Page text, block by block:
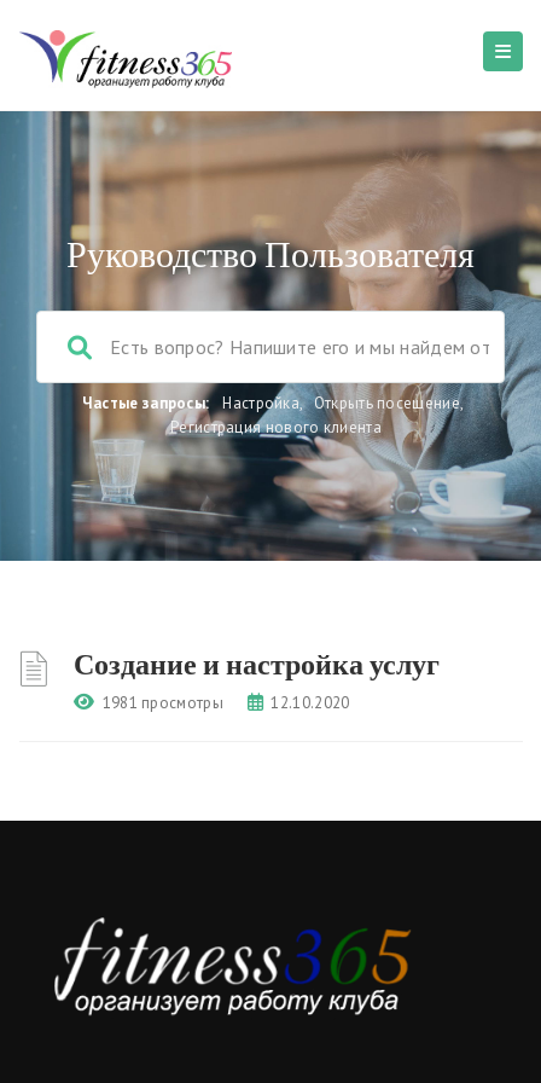
Руководство Пользователя
Частые запросы: Настройка, Открыть посещение,
Регистрация нового клиента
Создание и настройка услуг
1981 просмотры 12.10.2020